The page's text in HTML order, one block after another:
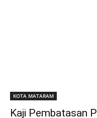
KOTA MATARAM
Kaji Pembatasan